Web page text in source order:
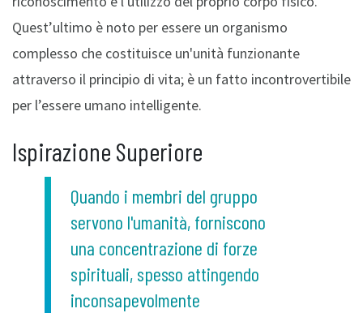
Quest’ultimo è noto per essere un organismo
complesso che costituisce un'unità funzionante
attraverso il principio di vita; è un fatto incontrovertibile
per l’essere umano intelligente.
Ispirazione Superiore
Quando i membri del gruppo
servono l'umanità, forniscono
una concentrazione di forze
spirituali, spesso attingendo
inconsapevolmente